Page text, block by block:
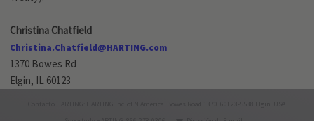
Christina Chatfield
Christina.Chatfield@HARTING.com
1370 Bowes Rd
Elgin, IL 60123